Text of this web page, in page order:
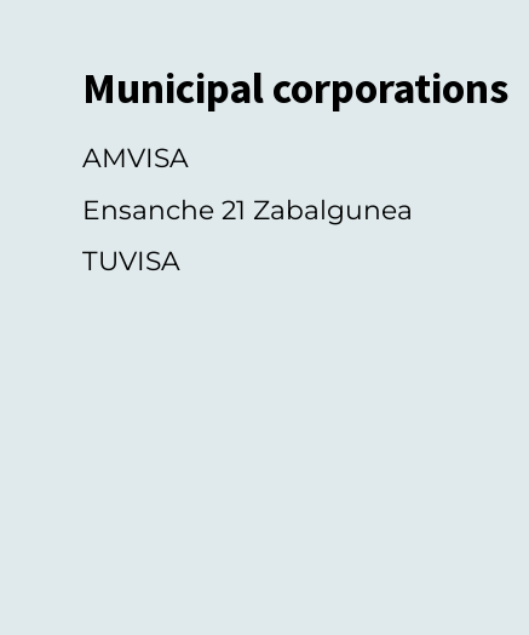
Municipal corporations
AMVISA
Ensanche 21 Zabalgunea
TUVISA